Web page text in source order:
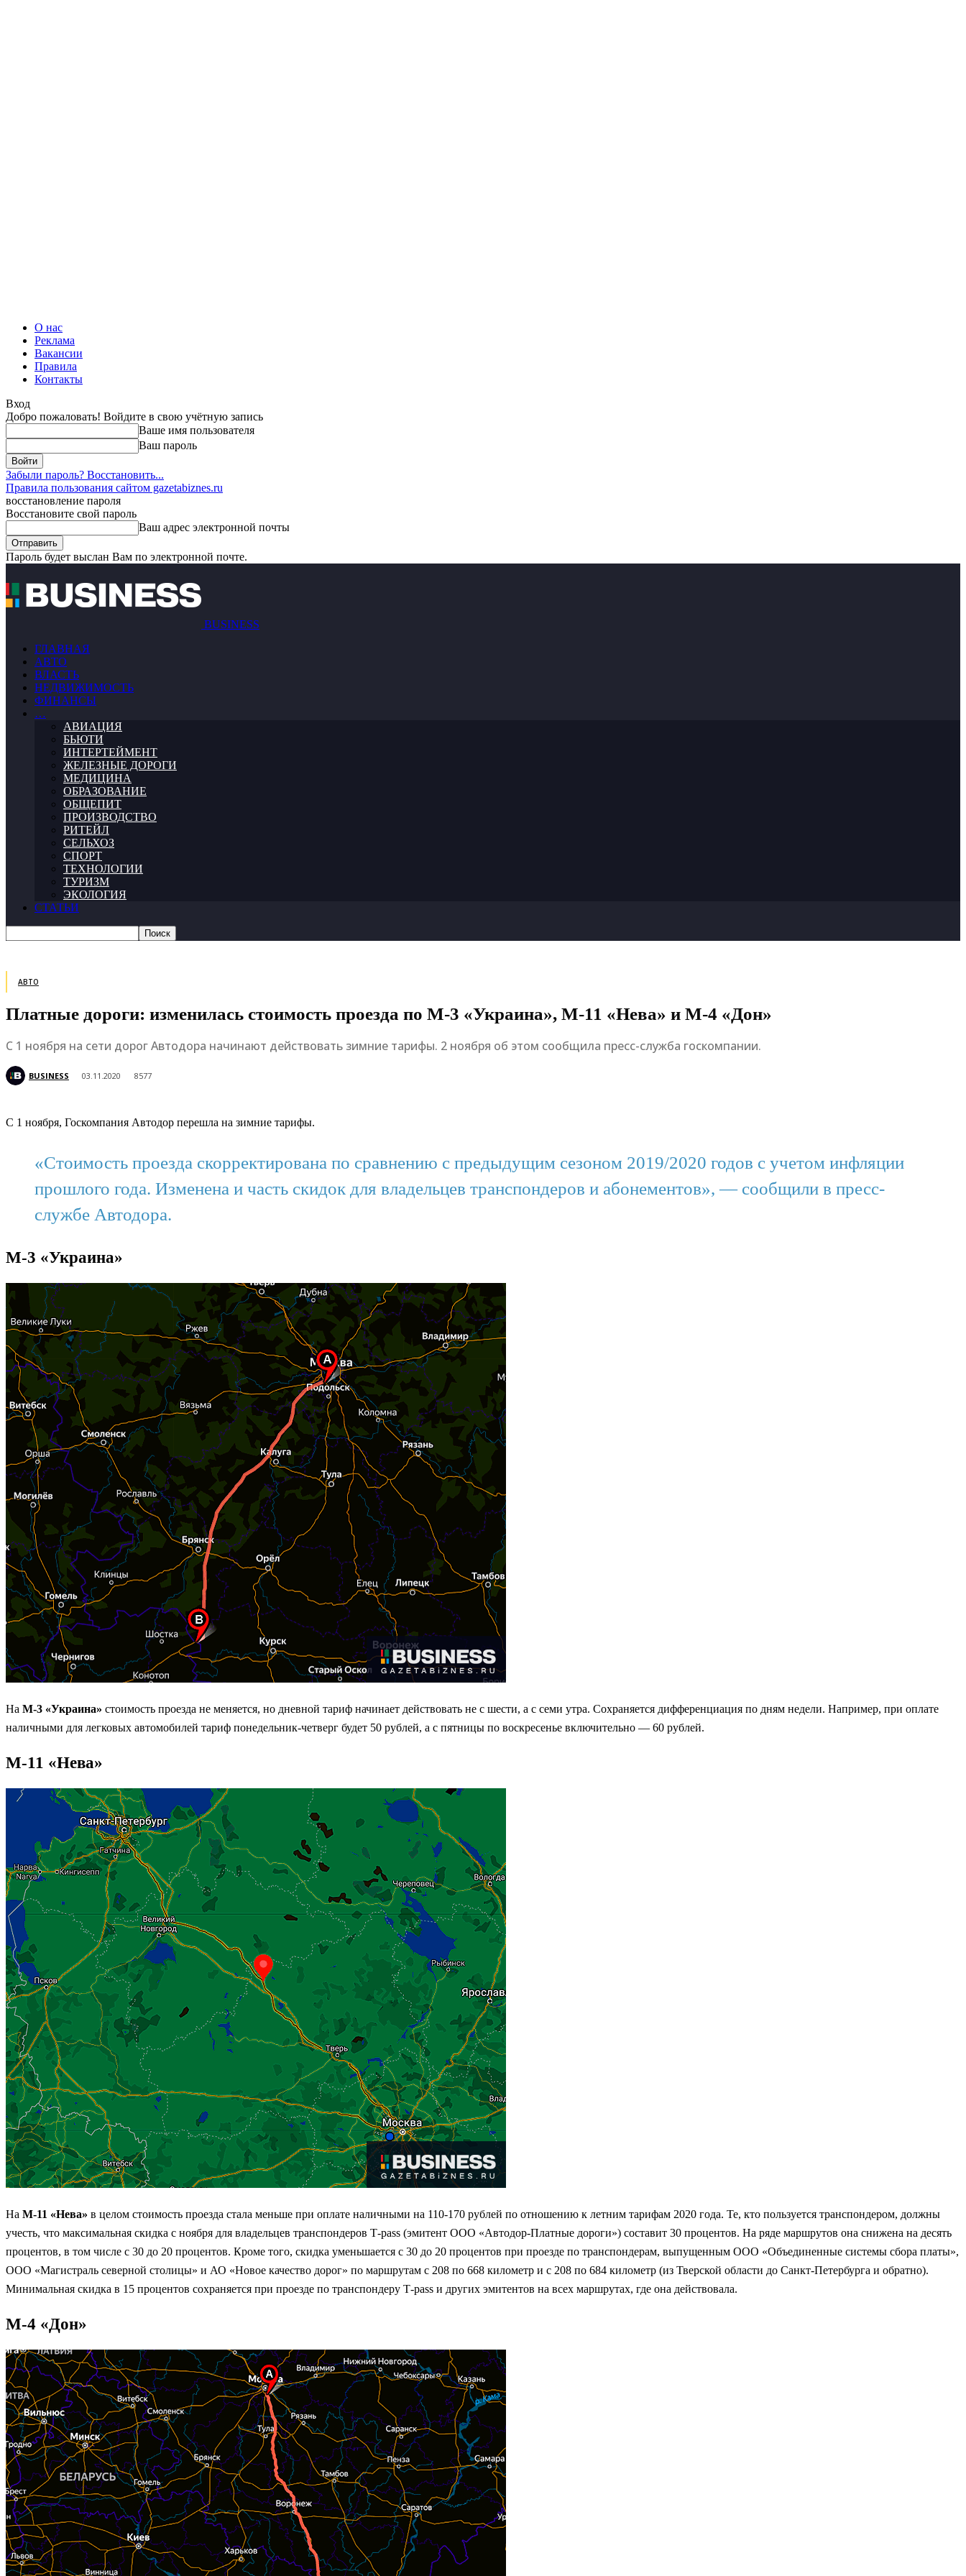
О нас
Реклама
Вакансии
Правила
Контакты
Вход
Добро пожаловать! Войдите в свою учётную запись
Ваше имя пользователя
Ваш пароль
Забыли пароль? Восстановить...
Правила пользования сайтом gazetabiznes.ru
восстановление пароля
Восстановите свой пароль
Ваш адрес электронной почты
Пароль будет выслан Вам по электронной почте.
BUSINESS
ГЛАВНАЯ
АВТО
ВЛАСТЬ
НЕДВИЖИМОСТЬ
ФИНАНСЫ
…
АВИАЦИЯ
БЬЮТИ
ИНТЕРТЕЙМЕНТ
ЖЕЛЕЗНЫЕ ДОРОГИ
МЕДИЦИНА
ОБРАЗОВАНИЕ
ОБЩЕПИТ
ПРОИЗВОДСТВО
РИТЕЙЛ
СЕЛЬХОЗ
СПОРТ
ТЕХНОЛОГИИ
ТУРИЗМ
ЭКОЛОГИЯ
СТАТЬИ
АВТО
Платные дороги: изменилась стоимость проезда по М-3 «Украина», М-11 «Нева» и М-4 «Дон»
С 1 ноября на сети дорог Автодора начинают действовать зимние тарифы. 2 ноября об этом сообщила пресс-служба госкомпании.
BUSINESS 03.11.2020 8577
С 1 ноября, Госкомпания Автодор перешла на зимние тарифы.
«Стоимость проезда скорректирована по сравнению с предыдущим сезоном 2019/2020 годов с учетом инфляции
прошлого года. Изменена и часть скидок для владельцев транспондеров и абонементов», — сообщили в пресс-
службе Автодора.
М-3 «Украина»
На М-3 «Украина» стоимость проезда не меняется, но дневной тариф начинает действовать не с шести, а с семи утра. Сохраняется дифференциация по дням недели. Например, при оплате
наличными для легковых автомобилей тариф понедельник-четверг будет 50 рублей, а с пятницы по воскресенье включительно — 60 рублей.
М-11 «Нева»
На М-11 «Нева» в целом стоимость проезда стала меньше при оплате наличными на 110-170 рублей по отношению к летним тарифам 2020 года. Те, кто пользуется транспондером, должны
учесть, что максимальная скидка с ноября для владельцев транспондеров Т-pass (эмитент ООО «Автодор-Платные дороги») составит 30 процентов. На ряде маршрутов она снижена на десять
процентов, в том числе с 30 до 20 процентов. Кроме того, скидка уменьшается с 30 до 20 процентов при проезде по транспондерам, выпущенным ООО «Объединенные системы сбора платы»,
ООО «Магистраль северной столицы» и АО «Новое качество дорог» по маршрутам с 208 по 668 километр и с 208 по 684 километр (из Тверской области до Санкт-Петербурга и обратно).
Минимальная скидка в 15 процентов сохраняется при проезде по транспондеру Т-pass и других эмитентов на всех маршрутах, где она действовала.
М-4 «Дон»